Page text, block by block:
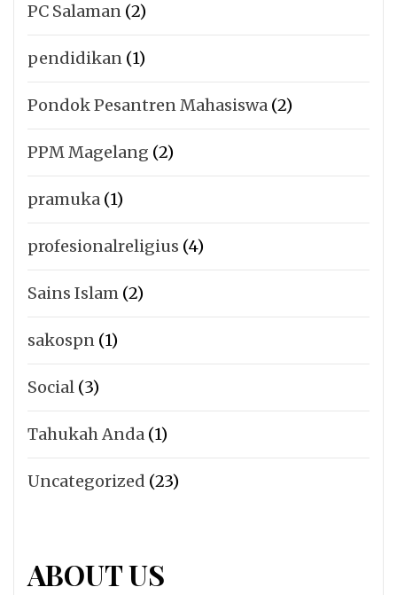
PC Salaman (2)
pendidikan (1)
Pondok Pesantren Mahasiswa (2)
PPM Magelang (2)
pramuka (1)
profesionalreligius (4)
Sains Islam (2)
sakospn (1)
Social (3)
Tahukah Anda (1)
Uncategorized (23)
ABOUT US